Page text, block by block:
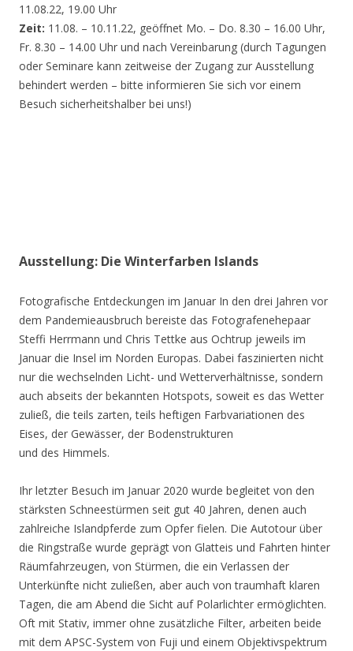
11.08.22, 19.00 Uhr
Zeit: 11.08. – 10.11.22, geöffnet Mo. – Do. 8.30 – 16.00 Uhr,
Fr. 8.30 – 14.00 Uhr und nach Vereinbarung (durch Tagungen
oder Seminare kann zeitweise der Zugang zur Ausstellung
behindert werden – bitte informieren Sie sich vor einem
Besuch sicherheitshalber bei uns!)
Ausstellung: Die Winterfarben Islands
Fotografische Entdeckungen im Januar In den drei Jahren vor
dem Pandemieausbruch bereiste das Fotografenehepaar
Steffi Herrmann und Chris Tettke aus Ochtrup jeweils im
Januar die Insel im Norden Europas. Dabei faszinierten nicht
nur die wechselnden Licht- und Wetterverhältnisse, sondern
auch abseits der bekannten Hotspots, soweit es das Wetter
zuließ, die teils zarten, teils heftigen Farbvariationen des
Eises, der Gewässer, der Bodenstrukturen
und des Himmels.
Ihr letzter Besuch im Januar 2020 wurde begleitet von den
stärksten Schneestürmen seit gut 40 Jahren, denen auch
zahlreiche Islandpferde zum Opfer fielen. Die Autotour über
die Ringstraße wurde geprägt von Glatteis und Fahrten hinter
Räumfahrzeugen, von Stürmen, die ein Verlassen der
Unterkünfte nicht zuließen, aber auch von traumhaft klaren
Tagen, die am Abend die Sicht auf Polarlichter ermöglichten.
Oft mit Stativ, immer ohne zusätzliche Filter, arbeiten beide
mit dem APSC-System von Fuji und einem Objektivspektrum